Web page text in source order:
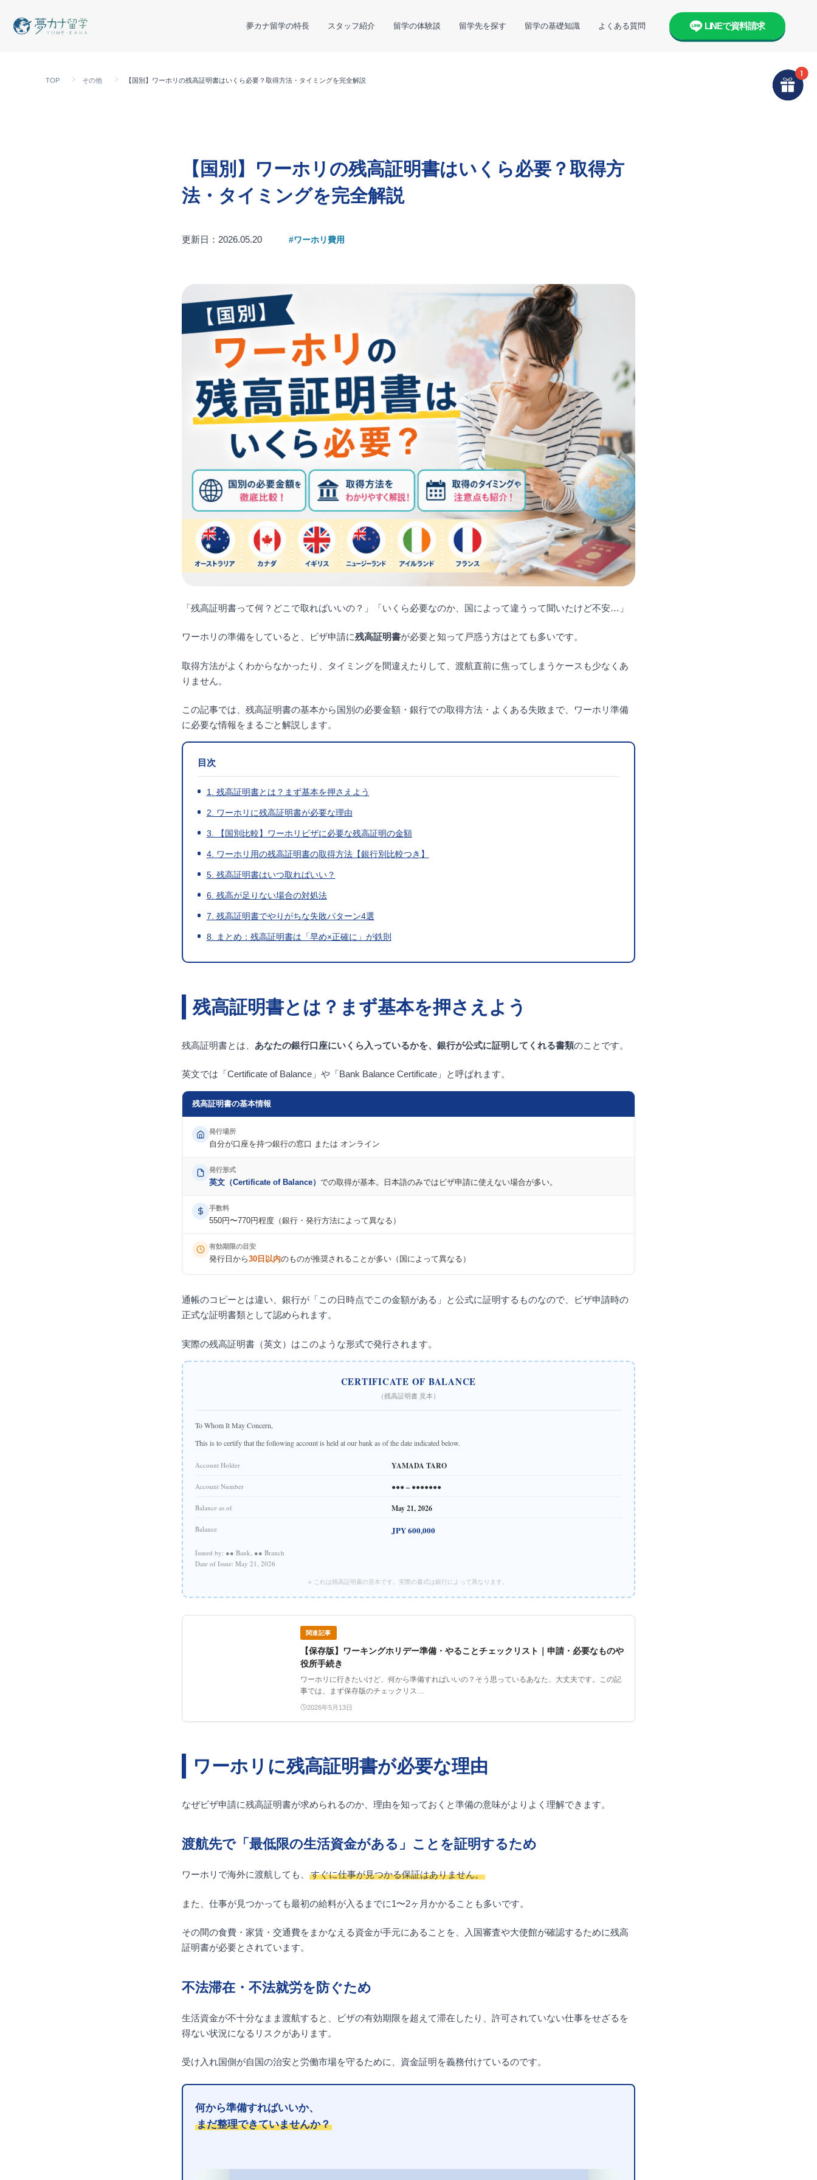
夢カナ留学の特長 スタッフ紹介 留学の体験談 留学先を探す 留学の基礎知識 よくある質問 LINEで資料請求
TOP その他 【国別】ワーホリの残高証明書はいくら必要？取得方法・タイミングを完全解説
【国別】ワーホリの残高証明書はいくら必要？取得方
法・タイミングを完全解説
更新日：2026.05.20 #ワーホリ費用
「残高証明書って何？どこで取ればいいの？」「いくら必要なのか、国によって違うって聞いたけど不安…」
ワーホリの準備をしていると、ビザ申請に残高証明書が必要と知って戸惑う方はとても多いです。
取得方法がよくわからなかったり、タイミングを間違えたりして、渡航直前に焦ってしまうケースも少なくあ
りません。
この記事では、残高証明書の基本から国別の必要金額・銀行での取得方法・よくある失敗まで、ワーホリ準備
に必要な情報をまるごと解説します。
目次
1. 残高証明書とは？まず基本を押さえよう
2. ワーホリに残高証明書が必要な理由
3. 【国別比較】ワーホリビザに必要な残高証明の金額
4. ワーホリ用の残高証明書の取得方法【銀行別比較つき】
5. 残高証明書はいつ取ればいい？
6. 残高が足りない場合の対処法
7. 残高証明書でやりがちな失敗パターン4選
8. まとめ：残高証明書は「早め×正確に」が鉄則
残高証明書とは？まず基本を押さえよう
残高証明書とは、 あなたの銀行口座にいくら入っているかを、銀行が公式に証明してくれる書類のことです。
英文では「Certificate of Balance」や「Bank Balance Certificate」と呼ばれます。
残高証明書の基本情報
発行場所
自分が口座を持つ銀行の窓口 または オンライン
発行形式
英文（Certificate of Balance） での取得が基本。日本語のみではビザ申請に使えない場合が多い。
手数料
550円〜770円程度（銀行・発行方法によって異なる）
有効期限の目安
発行日から30日以内のものが推奨されることが多い（国によって異なる）
通帳のコピーとは違い、銀行が「この日時点でこの金額がある」と公式に証明するものなので、ビザ申請時の
正式な証明書類として認められます。
実際の残高証明書（英文）はこのような形式で発行されます。
CERTIFICATE OF BALANCE
（残高証明書 見本）
To Whom It May Concern,
This is to certify that the following account is held at our bank as of the date indicated below.
Account Holder YAMADA TARO
Account Number ●●● – ●●●●●●●
Balance as of May 21, 2026
Balance JPY 600,000
Issued by: ●● Bank, ●● Branch
Date of Issue: May 21, 2026
※ これは残高証明書の見本です。実際の書式は銀行によって異なります。
関連記事
【保存版】ワーキングホリデー準備・やることチェックリスト｜申請・必要なものや
役所手続き
ワーホリに行きたいけど、何から準備すればいいの？そう思っているあなた、大丈夫です。この記
事では、まず保存版のチェックリス…
2026年5月13日
ワーホリに残高証明書が必要な理由
なぜビザ申請に残高証明書が求められるのか、理由を知っておくと準備の意味がよりよく理解できます。
渡航先で「最低限の生活資金がある」ことを証明するため
ワーホリで海外に渡航しても、 すぐに仕事が見つかる保証はありません。
また、仕事が見つかっても最初の給料が入るまでに1〜2ヶ月かかることも多いです。
その間の食費・家賃・交通費をまかなえる資金が手元にあることを、入国審査や大使館が確認するために残高
証明書が必要とされています。
不法滞在・不法就労を防ぐため
生活資金が不十分なまま渡航すると、ビザの有効期限を超えて滞在したり、許可されていない仕事をせざるを
得ない状況になるリスクがあります。
受け入れ国側が自国の治安と労働市場を守るために、資金証明を義務付けているのです。
何から準備すればいいか、
まだ整理できていませんか？